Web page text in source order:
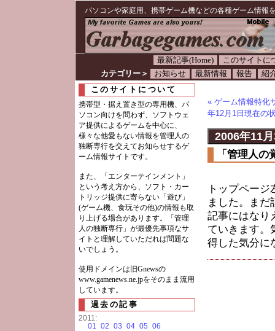
パソコンや家庭用、携帯ゲーム機などの各種ゲーム情報
最新記事(Home)
このサイトに
カテゴリー＞
お知らせ 最新情報 報告 紹
« ゲーム情報特化
年12月1日現在の
2006年11
「管理人
トップペー
ました。まだ
記事にはなり
ていきます。
得した気分に
このサイトについて
携帯型・据え置き型の専用機、パ
ソコン向けを問わず、ソフトウェ
ア提供によるゲームを中心に、
様々な他愛もない情報を管理人の
独断専行を交えてお知らせするゲ
ーム情報サイトです。
また、「エンターテインメント」
という考え方から、ソフト・カー
トリッジ提供に寄らない「遊び」
(ゲーム機、食玩その他)の情報も取
り上げる場合があります。「管理
人の独断専行」が最優先事項なサ
イトと理解していただれば問題な
いでしょう。
使用ドメインは旧Gnewsの
www.gamenews.ne.jpをそのまま流用
しています。
過去の記事
2011:
01 02 03 04 05 06